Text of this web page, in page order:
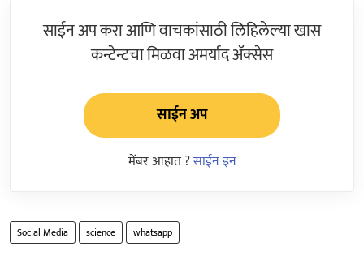
साईन अप करा आणि वाचकांसाठी लिहिलेल्या खास
कन्टेन्टचा मिळवा अमर्याद ॲक्सेस
साईन अप
मेंबर आहात ?साईन इन
Social Media science whatsapp